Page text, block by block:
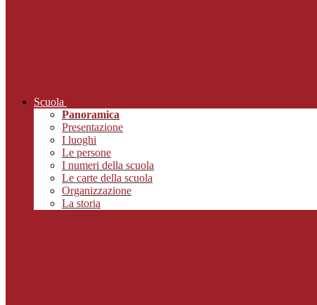
Scuola
Panoramica
Presentazione
I luoghi
Le persone
I numeri della scuola
Le carte della scuola
Organizzazione
La storia